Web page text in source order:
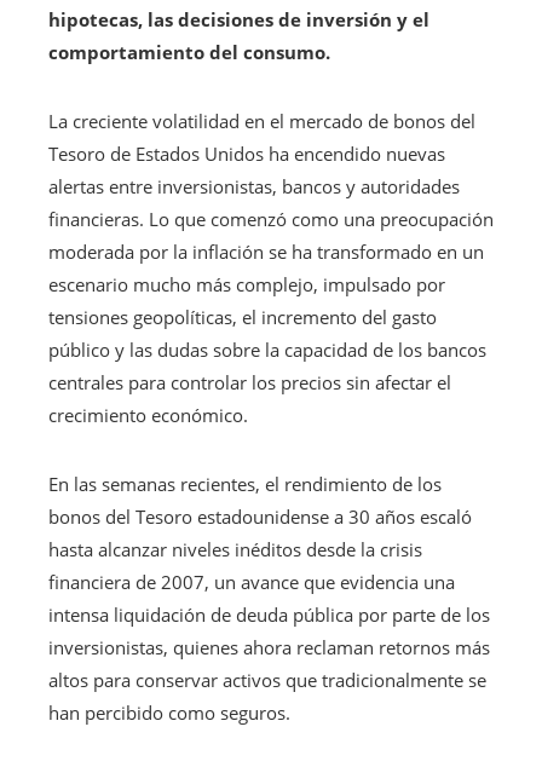
hipotecas, las decisiones de inversión y el
comportamiento del consumo.
La creciente volatilidad en el mercado de bonos del
Tesoro de Estados Unidos ha encendido nuevas
alertas entre inversionistas, bancos y autoridades
financieras. Lo que comenzó como una preocupación
moderada por la inflación se ha transformado en un
escenario mucho más complejo, impulsado por
tensiones geopolíticas, el incremento del gasto
público y las dudas sobre la capacidad de los bancos
centrales para controlar los precios sin afectar el
crecimiento económico.
En las semanas recientes, el rendimiento de los
bonos del Tesoro estadounidense a 30 años escaló
hasta alcanzar niveles inéditos desde la crisis
financiera de 2007, un avance que evidencia una
intensa liquidación de deuda pública por parte de los
inversionistas, quienes ahora reclaman retornos más
altos para conservar activos que tradicionalmente se
han percibido como seguros.